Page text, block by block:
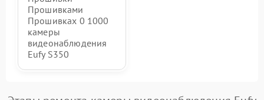
Прошивками
Прошивках 0 1000
камеры
видеонаблюдения
Eufy S350